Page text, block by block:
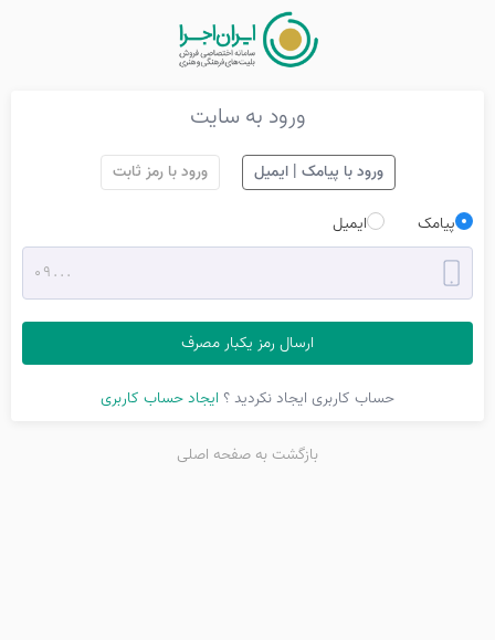
ورود به سایت
ورود با پیامک | ایمیل ورود با رمز ثابت
پیامک ایمیل
ارسال رمز یکبار مصرف
حساب کاربری ایجاد نکردید ؟ ایجاد حساب کاربری
بازگشت به صفحه اصلی